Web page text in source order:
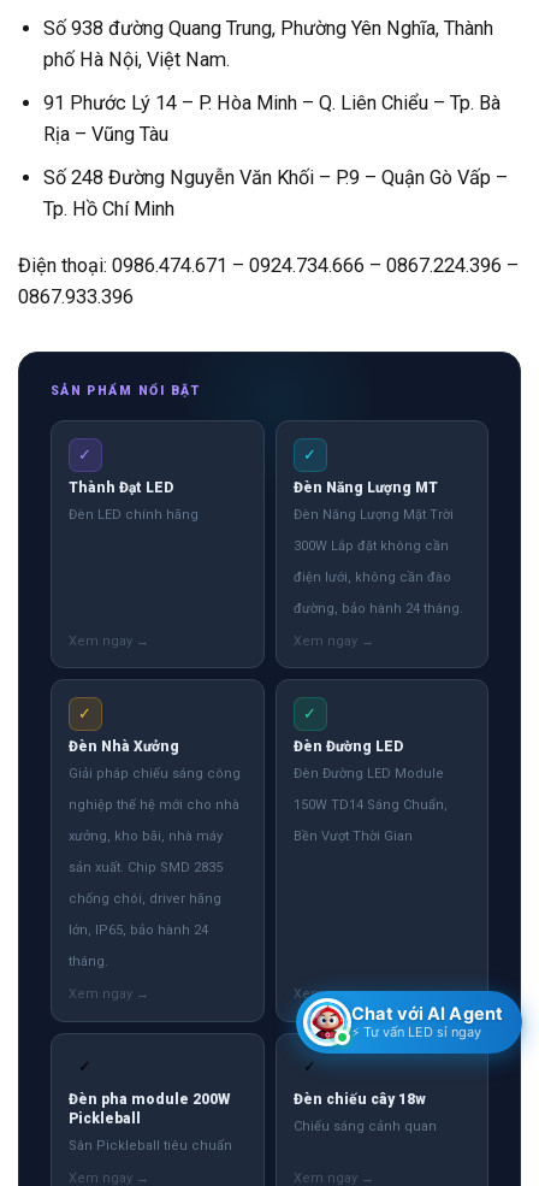
Số 938 đường Quang Trung, Phường Yên Nghĩa, Thành
phố Hà Nội, Việt Nam.
91 Phước Lý 14 – P. Hòa Minh – Q. Liên Chiểu – Tp. Bà
Rịa – Vũng Tàu
Số 248 Đường Nguyễn Văn Khối – P.9 – Quận Gò Vấp –
Tp. Hồ Chí Minh
Điện thoại: 0986.474.671 – 0924.734.666 – 0867.224.396 –
0867.933.396
SẢN PHẨM NỔI BẬT
✓
Thành Đạt LED
Đèn LED chính hãng
✓
Đèn Năng Lượng MT
Đèn Năng Lượng Mặt Trời
300W Lắp đặt không cần
điện lưới, không cần đào
đường, bảo hành 24 tháng.
✓
Đèn Nhà Xưởng
Giải pháp chiếu sáng công
nghiệp thế hệ mới cho nhà
xưởng, kho bãi, nhà máy
sản xuất. Chip SMD 2835
chống chói, driver hãng
lớn, IP65, bảo hành 24
tháng.
✓
Đèn Đường LED
Đèn Đường LED Module
150W TD14 Sáng Chuẩn,
Bền Vượt Thời Gian
✓
Đèn pha module 200W
Pickleball
Sân Pickleball tiêu chuẩn
✓
Đèn chiếu cây 18w
Chiếu sáng cảnh quan
Chat với AI Agent
⚡ Tư vấn LED sỉ ngay